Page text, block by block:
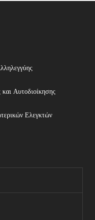
Αυτοδιοίκησης
Ελεγκτών